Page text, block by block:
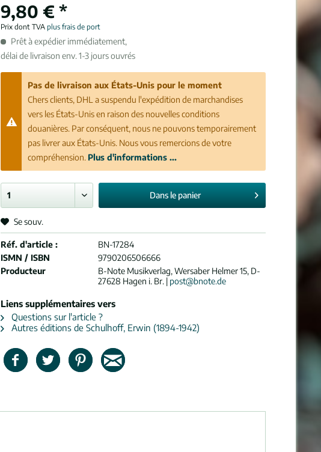
9,80 € *
Prix dont TVAplus frais de port
Prêt à expédier immédiatement,
délai de livraison env. 1-3 jours ouvrés
Pas de livraison aux États-Unis pour le moment
Chers clients, DHL a suspendu l'expédition de marchandises
vers les États-Unis en raison des nouvelles conditions
douanières. Par conséquent, nous ne pouvons temporairement
pas livrer aux États-Unis. Nous vous remercions de votre
compréhension. Plus d'informations ...
Dans le panier
Se souv.
Réf. d'article :
BN-17284
ISMN / ISBN
9790206506666
Producteur
B-Note Musikverlag, Wersaber Helmer 15, D-
27628 Hagen i. Br. | post@bnote.de
Liens supplémentaires vers
Questions sur l'article ?
Autres éditions de Schulhoff, Erwin (1894-1942)